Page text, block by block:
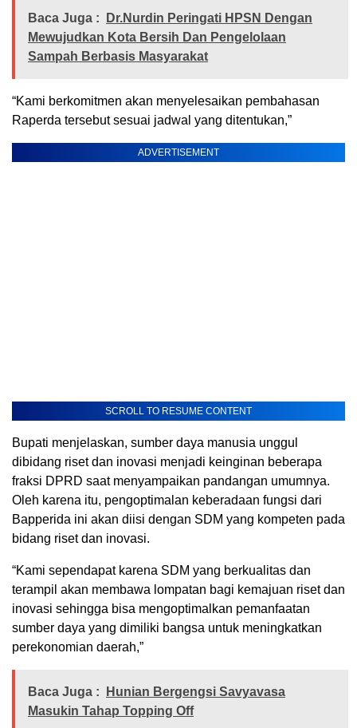
Baca Juga :
Dr.Nurdin Peringati HPSN Dengan
Mewujudkan Kota Bersih Dan Pengelolaan
Sampah Berbasis Masyarakat
“Kami berkomitmen akan menyelesaikan pembahasan
Raperda tersebut sesuai jadwal yang ditentukan,”
ADVERTISEMENT
SCROLL TO RESUME CONTENT
Bupati menjelaskan, sumber daya manusia unggul
dibidang riset dan inovasi menjadi keinginan beberapa
fraksi DPRD saat menyampaikan pandangan umumnya.
Oleh karena itu, pengoptimalan keberadaan fungsi dari
Bapperida ini akan diisi dengan SDM yang kompeten pada
bidang riset dan inovasi.
“Kami sependapat karena SDM yang berkualitas dan
terampil akan membawa lompatan bagi kemajuan riset dan
inovasi sehingga bisa mengoptimalkan pemanfaatan
sumber daya yang dimiliki bangsa untuk meningkatkan
perekonomian daerah,”
Baca Juga :
Hunian Bergengsi Savyavasa
Masukin Tahap Topping Off